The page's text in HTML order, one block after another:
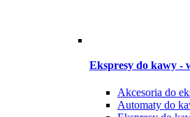
Ekspresy do kawy -
Akcesoria do
Automaty do